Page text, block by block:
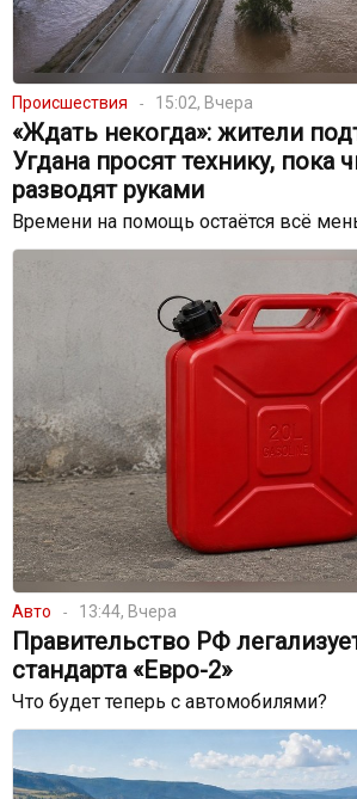
Происшествия 15:02, Вчера
«Ждать некогда»: жители
Угдана просят технику, пока
разводят руками
Времени на помощь остаётся всё
Авто 13:44, Вчера
Правительство РФ
стандарта «Евро-2»
Что будет теперь с автомобилями?